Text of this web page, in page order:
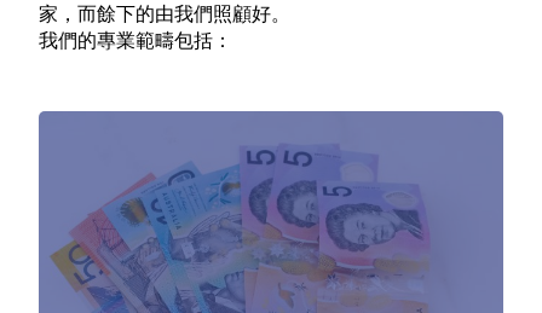
家，而餘下的由我們照顧好。
我們的專業範疇包括：